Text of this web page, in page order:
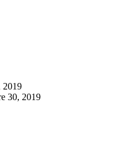
2019
30, 2019